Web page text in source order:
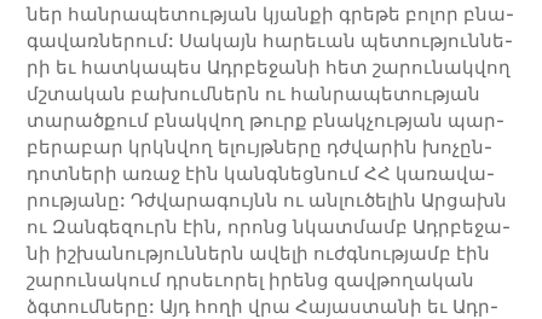
ներ հան­րա­պե­տու­թյան կյան­քի գրեթե բո­լոր բնա­
գա­վառ­նե­րում: Սա­կայն հա­րեւան պե­տու­թյուն­նե­
րի եւ հատ­կա­պես Ադր­բե­ջա­նի հետ շա­րու­նակ­վող
մշտա­կան բա­խում­ներն ու հան­րա­պե­տու­թյան
տա­րած­քում բնակ­վող թուրք բնակ­չու­թյան պար­
բե­րա­բար կրկնվող ե­լույթ­նե­րը դժվա­րին խո­չըն­
դոտ­նե­րի ա­ռաջ էին կանգ­նեց­նում ՀՀ կա­ռա­վա­
րու­թյա­նը: Դժվա­րա­գույնն ու ան­լու­ծե­լին Արցախն
ու Զան­գե­զուրն էին, ո­րոնց նկատ­մամբ Ադր­բե­ջա­
նի իշ­խա­նու­թյուն­ներն ավե­լի ուժգ­նու­թյամբ էին
շա­րու­նա­կում դրսեւո­րել ի­րենց զավ­թո­ղա­կան
ձգտում­նե­րը: Այդ հո­ղի վրա Հա­յաս­տա­նի եւ Ադր­